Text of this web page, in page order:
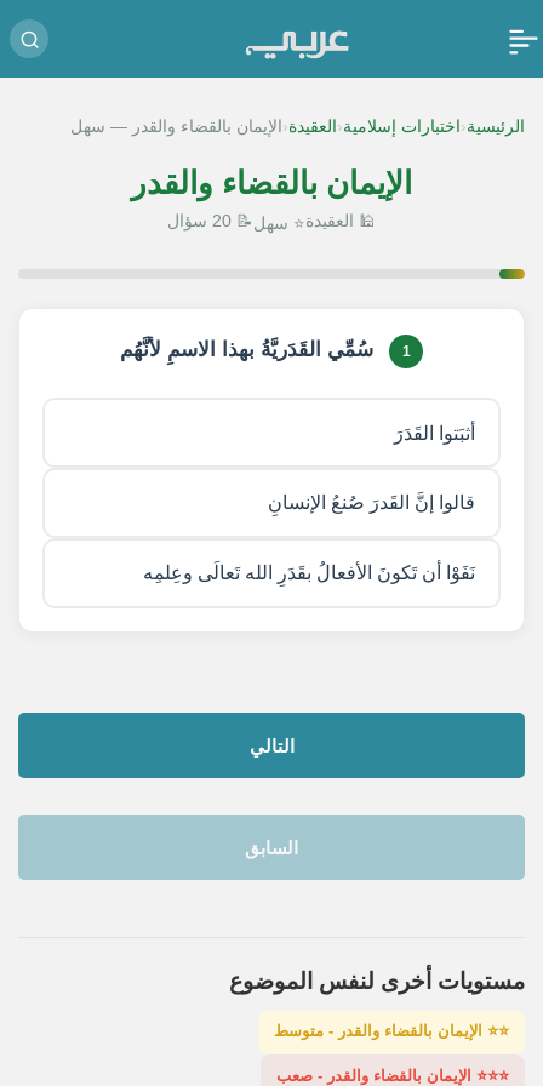
الرئيسية‹ اختبارات إسلامية‹ العقيدة‹ الإيمان بالقضاء والقدر — سهل
الإيمان بالقضاء والقدر
🕌 العقيدة⭐ سهل 📝 20 سؤال
1 سُمِّي القَدَريَّةُ بهذا الاسمِ لأنَّهُم
أثبَتوا القَدَرَ
قالوا إنَّ القَدرَ صُنعُ الإنسانِ
نَفَوْا أن تَكونَ الأفعالُ بقَدَرِ الله تَعالَى وعِلمِه
السابق
التالي
مستويات أخرى لنفس الموضوع
⭐⭐ الإيمان بالقضاء والقدر - متوسط
⭐⭐⭐ الإيمان بالقضاء والقدر - صعب